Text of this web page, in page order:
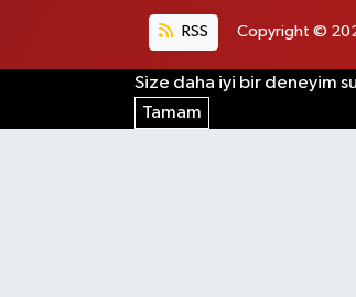
RSS Copyright ©
Size daha iyi bir deneyim
Tamam